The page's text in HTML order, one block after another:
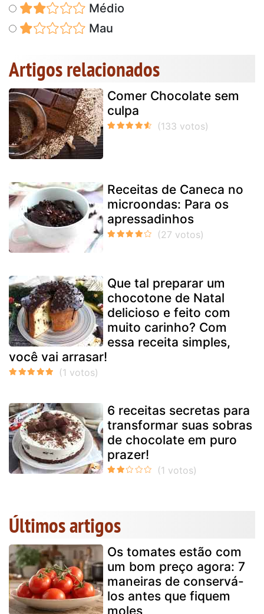
Médio
Mau
Artigos relacionados
Comer Chocolate sem
culpa
Receitas de Caneca no
microondas: Para os
apressadinhos
Que tal preparar um
chocotone de Natal
delicioso e feito com
muito carinho? Com
essa receita simples,
você vai arrasar!
6 receitas secretas para
transformar suas sobras
de chocolate em puro
prazer!
Últimos artigos
Os tomates estão com
um bom preço agora: 7
maneiras de conservá-
los antes que fiquem
moles